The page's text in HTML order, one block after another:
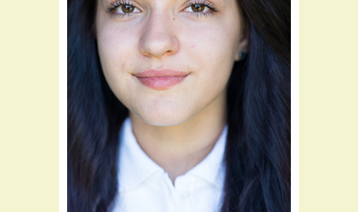
Teil des Flora Teams seit:
2017
Schwerpunkte:
Labor
Warenwirtschaft
Schaufensterdekoration